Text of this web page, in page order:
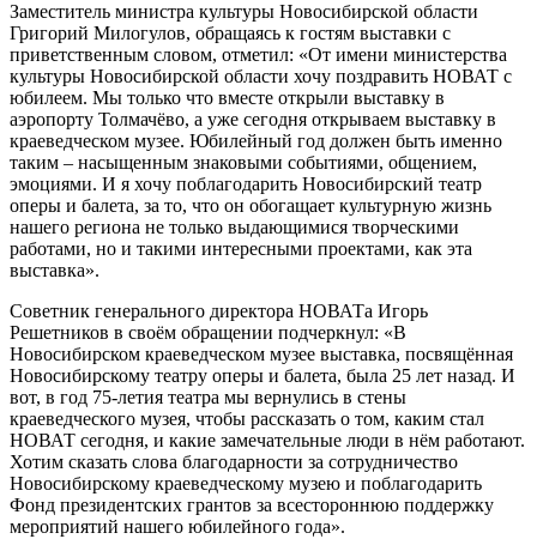
Заместитель министра культуры Новосибирской области
Григорий Милогулов, обращаясь к гостям выставки с
приветственным словом, отметил: «От имени министерства
культуры Новосибирской области хочу поздравить НОВАТ с
юбилеем. Мы только что вместе открыли выставку в
аэропорту Толмачёво, а уже сегодня открываем выставку в
краеведческом музее. Юбилейный год должен быть именно
таким – насыщенным знаковыми событиями, общением,
эмоциями. И я хочу поблагодарить Новосибирский театр
оперы и балета, за то, что он обогащает культурную жизнь
нашего региона не только выдающимися творческими
работами, но и такими интересными проектами, как эта
выставка».
Советник генерального директора НОВАТа Игорь
Решетников в своём обращении подчеркнул: «В
Новосибирском краеведческом музее выставка, посвящённая
Новосибирскому театру оперы и балета, была 25 лет назад. И
вот, в год 75-летия театра мы вернулись в стены
краеведческого музея, чтобы рассказать о том, каким стал
НОВАТ сегодня, и какие замечательные люди в нём работают.
Хотим сказать слова благодарности за сотрудничество
Новосибирскому краеведческому музею и поблагодарить
Фонд президентских грантов за всестороннюю поддержку
мероприятий нашего юбилейного года».